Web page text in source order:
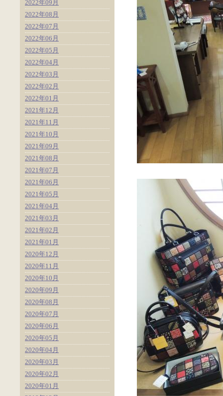
2022年09月
2022年08月
2022年07月
2022年06月
2022年05月
2022年04月
2022年03月
2022年02月
2022年01月
2021年12月
2021年11月
2021年10月
2021年09月
2021年08月
2021年07月
2021年06月
2021年05月
2021年04月
2021年03月
2021年02月
2021年01月
2020年12月
2020年11月
2020年10月
2020年09月
2020年08月
2020年07月
2020年06月
2020年05月
2020年04月
2020年03月
2020年02月
2020年01月